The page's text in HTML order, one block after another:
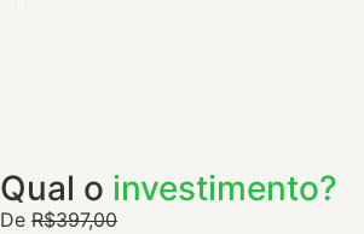
Qual o investimento?
De R$397,00